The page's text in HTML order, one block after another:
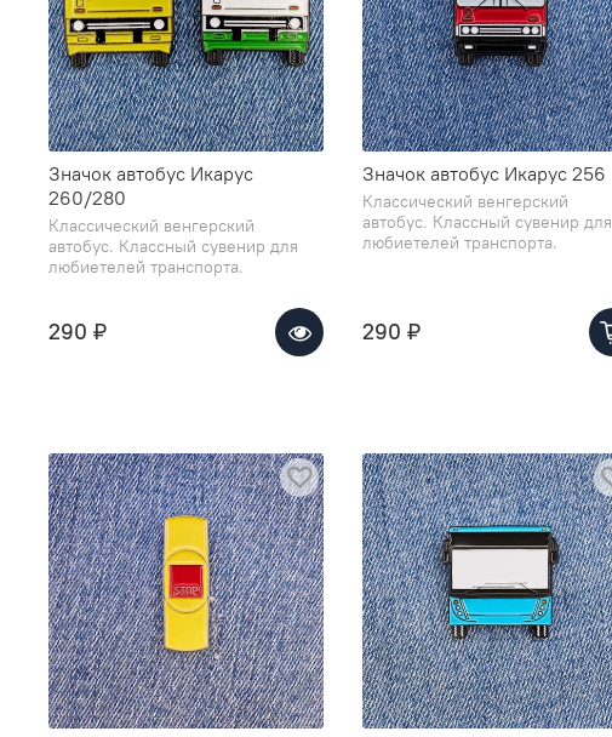
Значок автобус Икарус
260/280
Классический венгерский
автобус. Классный сувенир для
любиетелей транспорта.
290 ₽
Значок автобус Икарус 256
Классический венгерский
автобус. Классный сувенир для
любиетелей транспорта.
290 ₽